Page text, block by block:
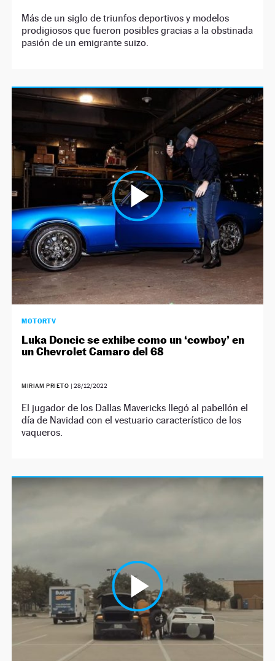
Más de un siglo de triunfos deportivos y modelos
prodigiosos que fueron posibles gracias a la obstinada
pasión de un emigrante suizo.
MOTORTV
Luka Doncic se exhibe como un ‘cowboy’ en
un Chevrolet Camaro del 68
MIRIAM PRIETO |28/12/2022
El jugador de los Dallas Mavericks llegó al pabellón el
día de Navidad con el vestuario característico de los
vaqueros.